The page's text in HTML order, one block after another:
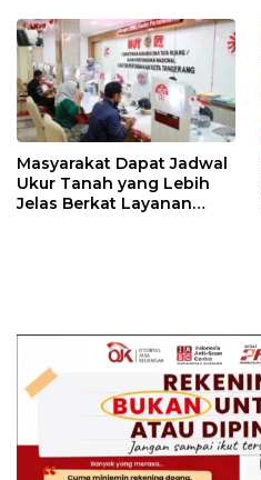
Masyarakat Dapat Jadwal
Ukur Tanah yang Lebih
Jelas Berkat Layanan